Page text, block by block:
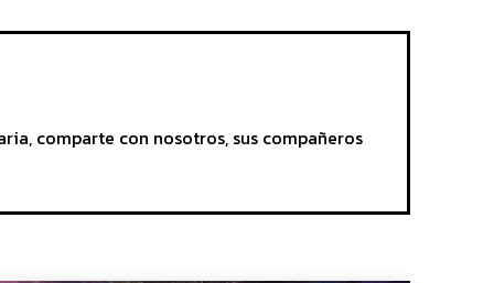
comparte con nosotros, sus compañeros